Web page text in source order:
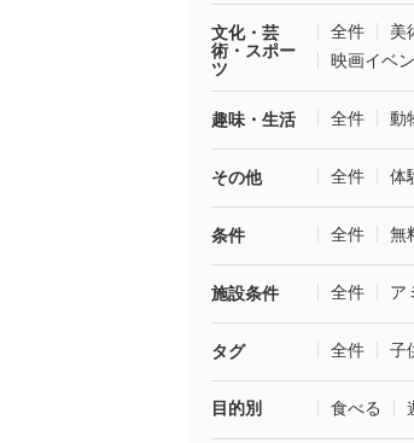
文化・芸
術・スポー
ツ
全件 美
映画イベ
趣味・生活 全件 動
その他 全件 体
条件 全件 無
施設条件 全件 ア
タグ 全件 子
目的別 食べる